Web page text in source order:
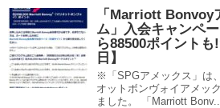
「Marriott Bonvoy
ム」入会キャンペ
ら88500ポイント
日】
※「SPGアメックス」は
オットボンヴォイアメッ
ました。 「Marriott Bonv...